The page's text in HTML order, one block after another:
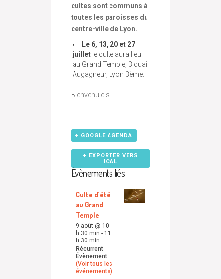
cultes sont communs à
toutes les paroisses du
centre-ville de Lyon.
Le 6, 13, 20 et 27
juillet le culte aura lieu
au Grand Temple, 3 quai
Augagneur, Lyon 3ème.
Bienvenu.e.s!
+ GOOGLE AGENDA
+ EXPORTER VERS
ICAL
Évènements liés
Culte d’été
au Grand
Temple
9 août @ 10
h 30 min - 11
h 30 min
Récurrent
Évènement
(Voir tous les
événements)